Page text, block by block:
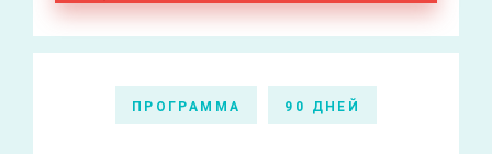
ПРОГРАММА 90 ДНЕЙ